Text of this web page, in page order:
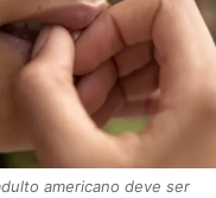
americano deve ser